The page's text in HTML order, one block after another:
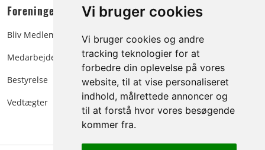
Vi bruger cookies
Vi bruger cookies og andre
tracking teknologier for at
forbedre din oplevelse på vores
website, til at vise personaliseret
indhold, målrettede annoncer og
til at forstå hvor vores besøgende
kommer fra.
Foreningen:
Bliv Medlem
Medarbejdere
Bestyrelse
Vedtægter